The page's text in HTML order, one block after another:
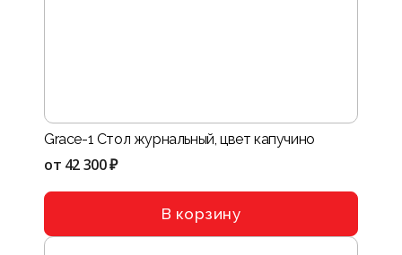
Grace-1 Стол журнальный, цвет капучино
от 42 300 ₽
В корзину